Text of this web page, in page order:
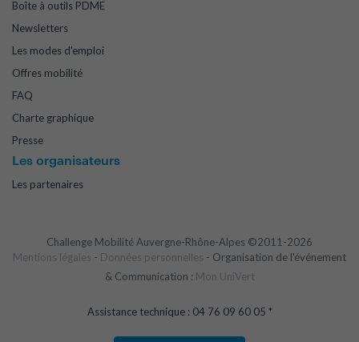
Boîte à outils PDME
Newsletters
Les modes d'emploi
Offres mobilité
FAQ
Charte graphique
Presse
Les organisateurs
Les partenaires
Challenge Mobilité Auvergne-Rhône-Alpes ©2011-2026
Mentions légales - Données personnelles - Organisation de l'événement
& Communication : Mon UniVert
Assistance technique : 04 76 09 60 05 *